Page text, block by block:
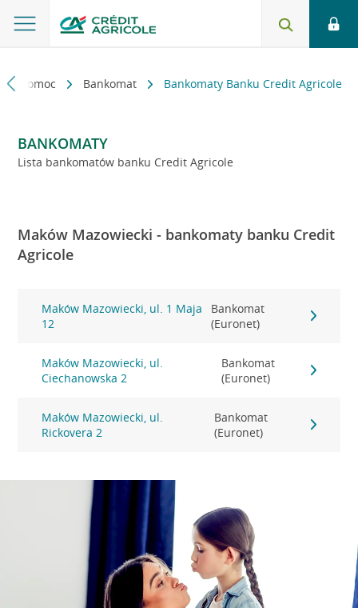
i pomoc Bankomat Bankomaty Banku Credit Agricole
BANKOMATY
Lista bankomatów banku Credit Agricole
Maków Mazowiecki - bankomaty banku Credit
Agricole
Maków Mazowiecki, ul. 1 Maja
12
Bankomat
(Euronet)
Maków Mazowiecki, ul.
Ciechanowska 2
Bankomat
(Euronet)
Maków Mazowiecki, ul.
Rickovera 2
Bankomat
(Euronet)